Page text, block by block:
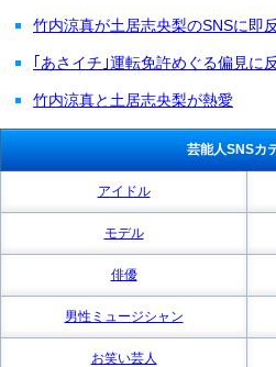
竹内涼真が土居志央梨のSNSに即
｢あさイチ｣運転免許めぐる偏見に
竹内涼真と土居志央梨が熱愛
芸能人SNSカ
アイドル
モデル
俳優
男性ミュージシャン
お笑い芸人